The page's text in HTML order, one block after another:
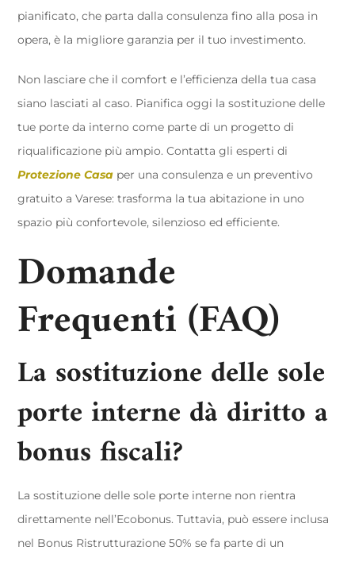
pianificato, che parta dalla consulenza fino alla posa in
opera, è la migliore garanzia per il tuo investimento.
Non lasciare che il comfort e l’efficienza della tua casa
siano lasciati al caso. Pianifica oggi la sostituzione delle
tue porte da interno come parte di un progetto di
riqualificazione più ampio. Contatta gli esperti di
Protezione Casa per una consulenza e un preventivo
gratuito a Varese: trasforma la tua abitazione in uno
spazio più confortevole, silenzioso ed efficiente.
Domande
Frequenti (FAQ)
La sostituzione delle sole
porte interne dà diritto a
bonus fiscali?
La sostituzione delle sole porte interne non rientra
direttamente nell’Ecobonus. Tuttavia, può essere inclusa
nel Bonus Ristrutturazione 50% se fa parte di un